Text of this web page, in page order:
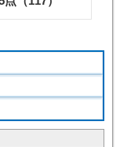
申点対策など